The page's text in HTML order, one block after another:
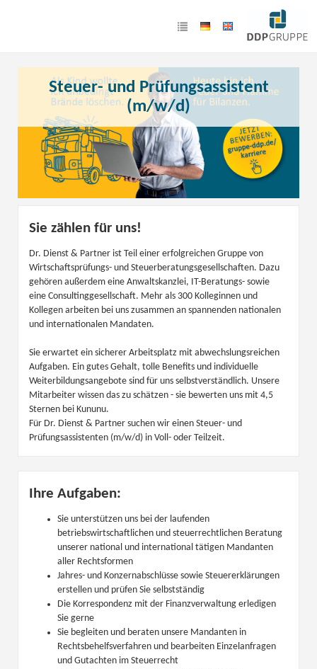
Steuer- und Prüfungsassistent
(m/w/d)
Sie zählen für uns!
Dr. Dienst & Partner ist Teil einer erfolgreichen Gruppe von
Wirtschaftsprüfungs- und Steuerberatungsgesellschaften. Dazu
gehören außerdem eine Anwaltskanzlei, IT-Beratungs- sowie
eine Consultinggesellschaft. Mehr als 300 Kolleginnen und
Kollegen arbeiten bei uns zusammen an spannenden nationalen
und internationalen Mandaten.
Sie erwartet ein sicherer Arbeitsplatz mit abwechslungsreichen
Aufgaben. Ein gutes Gehalt, tolle Benefits und individuelle
Weiterbildungsangebote sind für uns selbstverständlich. Unsere
Mitarbeiter wissen das zu schätzen - sie bewerten uns mit 4,5
Sternen bei Kununu.
Für Dr. Dienst & Partner suchen wir einen Steuer- und
Prüfungsassistenten (m/w/d) in Voll- oder Teilzeit.
Ihre Aufgaben:
Sie unterstützen uns bei der laufenden
betriebswirtschaftlichen und steuerrechtlichen Beratung
unserer national und international tätigen Mandanten
aller Rechtsformen
Jahres- und Konzernabschlüsse sowie Steuererklärungen
erstellen und prüfen Sie selbstständig
Die Korrespondenz mit der Finanzverwaltung erledigen
Sie gerne
Sie begleiten und beraten unsere Mandanten in
Rechtsbehelfsverfahren und bearbeiten Einzelanfragen
und Gutachten im Steuerrecht